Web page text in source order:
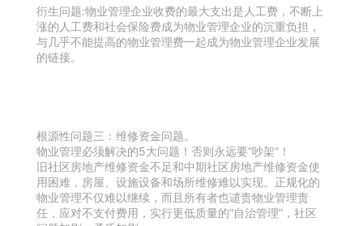
衍生问题:物业管理企业收费的最大支出是人工费，不断上
涨的人工费和社会保险费成为物业管理企业的沉重负担，
与几乎不能提高的物业管理费一起成为物业管理企业发展
的链接。
根源性问题三：维修资金问题。
物业管理必须解决的5大问题！否则永远要“吵架”！
旧社区房地产维修资金不足和中期社区房地产维修资金使
用困难，房屋、设施设备和场所维修难以实现。正规化的
物业管理不仅难以继续，而且所有者也谴责物业管理责
任，应对不支付费用，实行更低质量的“自治管理”，社区